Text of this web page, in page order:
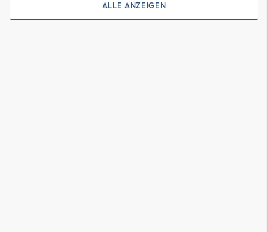
ALLE ANZEIGEN